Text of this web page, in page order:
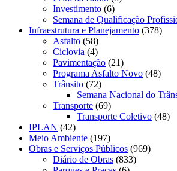
Investimento (6)
Semana de Qualificação
Infraestrutura e Planejamento (378)
Asfalto (58)
Ciclovia (4)
Pavimentação (21)
Programa Asfalto Novo (48)
Trânsito (72)
Semana Nacional do
Transporte (69)
Transporte Coletivo (48)
IPLAN (42)
Meio Ambiente (197)
Obras e Serviços Públicos (969)
Diário de Obras (833)